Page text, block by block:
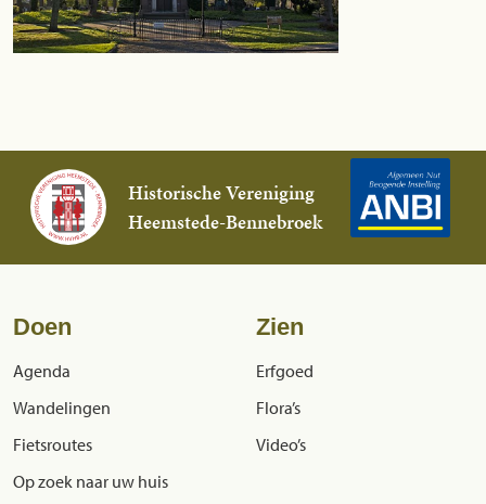
Historische Vereniging
Heemstede-Bennebroek
Doen
Agenda
Wandelingen
Fietsroutes
Op zoek naar uw huis
Zien
Erfgoed
Flora’s
Video’s